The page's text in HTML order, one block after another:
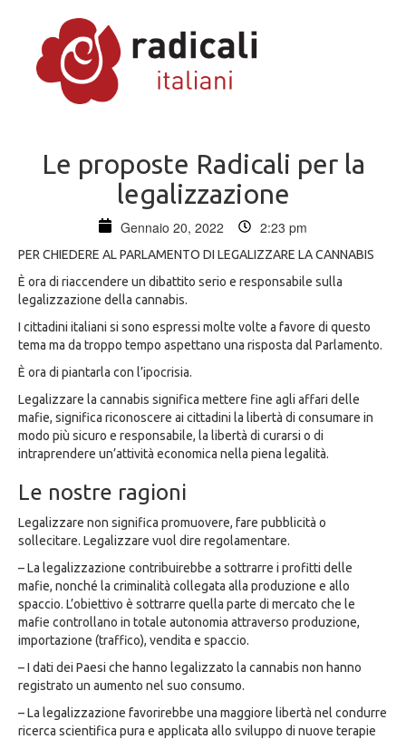
Le proposte Radicali per la
legalizzazione
Gennaio 20, 2022 2:23 pm
PER CHIEDERE AL PARLAMENTO DI LEGALIZZARE LA CANNABIS
È ora di riaccendere un dibattito serio e responsabile sulla
legalizzazione della cannabis.
I cittadini italiani si sono espressi molte volte a favore di questo
tema ma da troppo tempo aspettano una risposta dal Parlamento.
È ora di piantarla con l’ipocrisia.
Legalizzare la cannabis significa mettere fine agli affari delle
mafie, significa riconoscere ai cittadini la libertà di consumare in
modo più sicuro e responsabile, la libertà di curarsi o di
intraprendere un’attività economica nella piena legalità.
Le nostre ragioni
Legalizzare non significa promuovere, fare pubblicità o
sollecitare. Legalizzare vuol dire regolamentare.
– La legalizzazione contribuirebbe a sottrarre i profitti delle
mafie, nonché la criminalità collegata alla produzione e allo
spaccio. L’obiettivo è sottrarre quella parte di mercato che le
mafie controllano in totale autonomia attraverso produzione,
importazione (traffico), vendita e spaccio.
– I dati dei Paesi che hanno legalizzato la cannabis non hanno
registrato un aumento nel suo consumo.
– La legalizzazione favorirebbe una maggiore libertà nel condurre
ricerca scientifica pura e applicata allo sviluppo di nuove terapie